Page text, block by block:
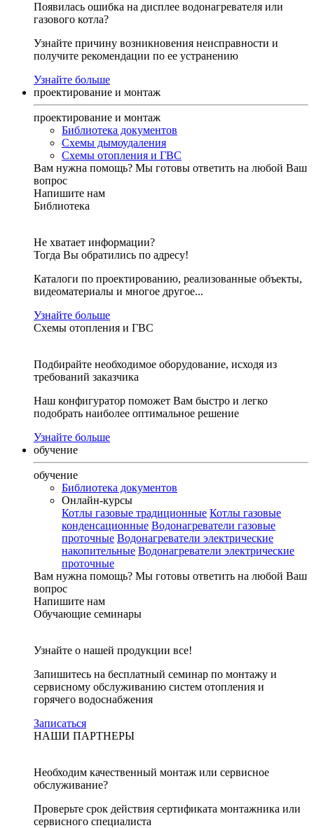
Появилась ошибка на дисплее водонагревателя или
газового котла?
Узнайте причину возникновения неисправности и
получите рекомендации по ее устранению
Узнайте больше
проектирование и монтаж
проектирование и монтаж
Библиотека документов
Схемы дымоудаления
Схемы отопления и ГВС
Вам нужна помощь? Мы готовы ответить на любой Ваш
вопрос
Напишите нам
Библиотека
Не хватает информации?
Тогда Вы обратились по адресу!
Каталоги по проектированию, реализованные объекты,
видеоматериалы и многое другое...
Узнайте больше
Схемы отопления и ГВС
Подбирайте необходимое оборудование, исходя из
требований заказчика
Наш конфигуратор поможет Вам быстро и легко
подобрать наиболее оптимальное решение
Узнайте больше
обучение
обучение
Библиотека документов
Онлайн-курсы
Котлы газовые традиционные Котлы газовые
конденсационные Водонагреватели газовые
проточные Водонагреватели электрические
накопительные Водонагреватели электрические
проточные
Вам нужна помощь? Мы готовы ответить на любой Ваш
вопрос
Напишите нам
Обучающие семинары
Узнайте о нашей продукции все!
Запишитесь на бесплатный семинар по монтажу и
сервисному обслуживанию систем отопления и
горячего водоснабжения
Записаться
НАШИ ПАРТНЕРЫ
Необходим качественный монтаж или сервисное
обслуживание?
Проверьте срок действия сертификата монтажника или
сервисного специалиста